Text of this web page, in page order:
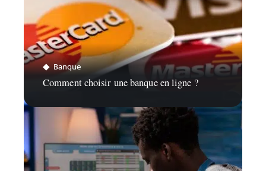
Banque
Comment choisir une banque en ligne ?